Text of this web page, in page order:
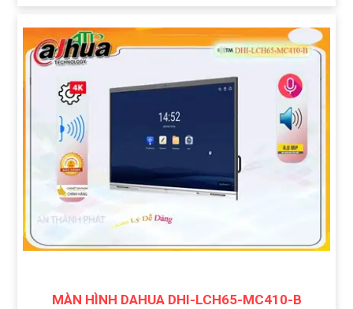
MÀN HÌNH DAHUA DHI-LCH65-MC410-B